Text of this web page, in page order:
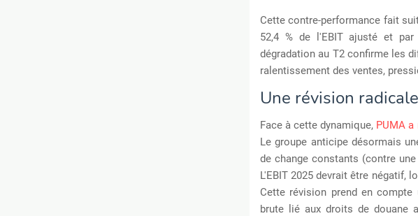
Cette contre-performance fait
52,4 % de l'EBIT ajusté et
dégradation au T2 confirme les
ralentissement des ventes,
Une révision
Face à cette dynamique, PUMA
Le groupe anticipe désormais
de change constants (contre
L'EBIT 2025 devrait être négatif,
Cette révision prend en
brute lié aux droits de douane